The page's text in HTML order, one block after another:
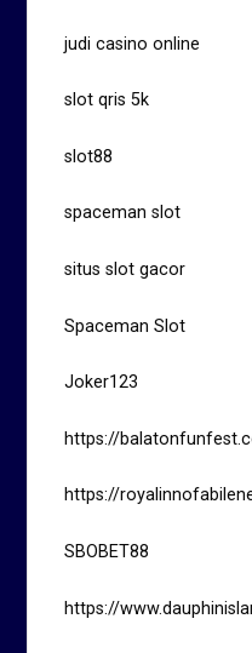
judi casino online
slot qris 5k
slot88
spaceman slot
situs slot gacor
Spaceman Slot
Joker123
https://
https://
SBOBET88
https://